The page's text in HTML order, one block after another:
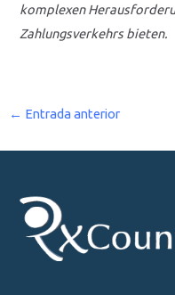
komplexen
Zahlungsverkehrs bieten.
← Entrada anterior